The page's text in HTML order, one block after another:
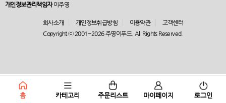
홈 카테고리 주문리스트 마이페이지 로그인
개인정보관리책임자이주영
회사소개 개인정보취급방침 이용약관
고객센터
Copyright ⓒ 2001~2026 주영이푸드. All Rights Reserved.